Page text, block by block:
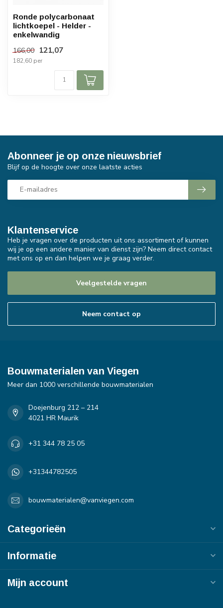
Ronde polycarbonaat
lichtkoepel - Helder -
enkelwandig
166,00 121,07
182,60 per
Klantenservice
Heb je vragen over de producten uit ons assortiment of kunnen
wij je op een andere manier van dienst zijn? Neem direct contact
met ons op en dan helpen we je graag verder.
Veelgestelde vragen
Neem contact op
Abonneer je op onze nieuwsbrief
Blijf op de hoogte over onze laatste acties
Bouwmaterialen van Viegen
Meer dan 1000 verschillende bouwmaterialen
Doejenburg 212 – 214
4021 HR Maurik
+31 344 78 25 05
+31344782505
bouwmaterialen@vanviegen.com
Categorieën
Informatie
Mijn account